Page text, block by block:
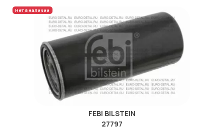
Нет в наличии
FEBI BILSTEIN
27797